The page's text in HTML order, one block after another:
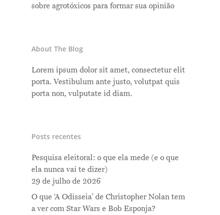
sobre agrotóxicos para formar sua opinião
About The Blog
Lorem ipsum dolor sit amet, consectetur elit
porta. Vestibulum ante justo, volutpat quis
porta non, vulputate id diam.
Posts recentes
Pesquisa eleitoral: o que ela mede (e o que
ela nunca vai te dizer)
29 de julho de 2026
O que ‘A Odisseia’ de Christopher Nolan tem
a ver com Star Wars e Bob Esponja?